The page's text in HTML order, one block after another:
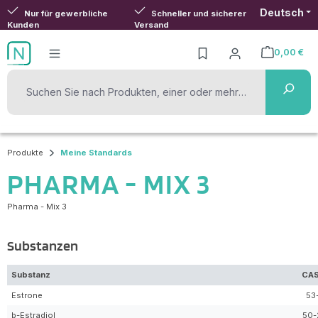
Zum Hauptinhalt springen
Nur für gewerbliche
Kunden
Schneller und sicherer
Versand
Deutsch
0,00 €
Warenkorb
Produkte Meine Standards
PHARMA - MIX 3
Pharma - Mix 3
Substanzen
Substanz
Estrone
b-Estradiol
50-